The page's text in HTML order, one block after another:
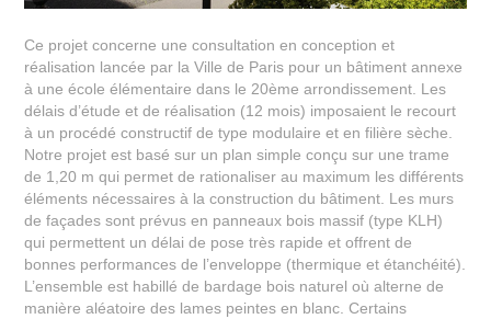
Ce projet concerne une consultation en conception et
réalisation lancée par la Ville de Paris pour un bâtiment annexe
à une école élémentaire dans le 20ème arrondissement. Les
délais d’étude et de réalisation (12 mois) imposaient le recourt
à un procédé constructif de type modulaire et en filière sèche.
Notre projet est basé sur un plan simple conçu sur une trame
de 1,20 m qui permet de rationaliser au maximum les différents
éléments nécessaires à la construction du bâtiment. Les murs
de façades sont prévus en panneaux bois massif (type KLH)
qui permettent un délai de pose très rapide et offrent de
bonnes performances de l’enveloppe (thermique et étanchéité).
L’ensemble est habillé de bardage bois naturel où alterne de
manière aléatoire des lames peintes en blanc. Certains